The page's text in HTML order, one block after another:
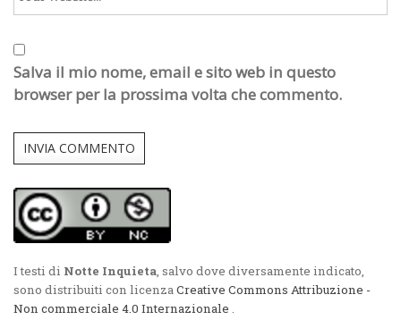
Salva il mio nome, email e sito web in questo
browser per la prossima volta che commento.
I testi di Notte Inquieta, salvo dove diversamente indicato,
sono distribuiti con licenzaCreative Commons Attribuzione -
Non commerciale 4.0 Internazionale .